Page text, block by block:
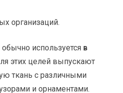
организаций.
используется в
этих целей выпускают
ткань с различными
и орнаментами.